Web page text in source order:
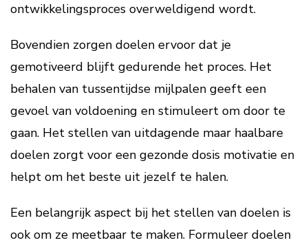
ontwikkelingsproces overweldigend wordt.
Bovendien zorgen doelen ervoor dat je
gemotiveerd blijft gedurende het proces. Het
behalen van tussentijdse mijlpalen geeft een
gevoel van voldoening en stimuleert om door te
gaan. Het stellen van uitdagende maar haalbare
doelen zorgt voor een gezonde dosis motivatie en
helpt om het beste uit jezelf te halen.
Een belangrijk aspect bij het stellen van doelen is
ook om ze meetbaar te maken. Formuleer doelen